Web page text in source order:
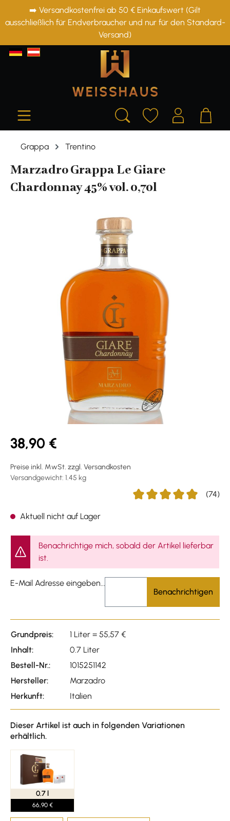
springen
➡️ Versandkostenfrei ab 50 € Einkaufswert (Gilt
ausschließlich für Endverbraucher und nur für den Standard-
Versand)
Grappa Trentino
Marzadro Grappa Le Giare
Chardonnay 45% vol. 0,70l
Bildergalerie überspringen
38,90 €
Preise inkl. MwSt. zzgl. Versandkosten
Versandgewicht: 1.45 kg
(74)
Aktuell nicht auf Lager
Benachrichtige mich, sobald der Artikel lieferbar
ist.
E-Mail Adresse eingeben...
Benachrichtigen
Grundpreis:
1 Liter = 55,57 €
Inhalt:
0.7 Liter
Bestell-Nr.:
1015251142
Hersteller:
Marzadro
Herkunft:
Italien
Dieser Artikel ist auch in folgenden Variationen
erhältlich.
0.7 l
66,90 €